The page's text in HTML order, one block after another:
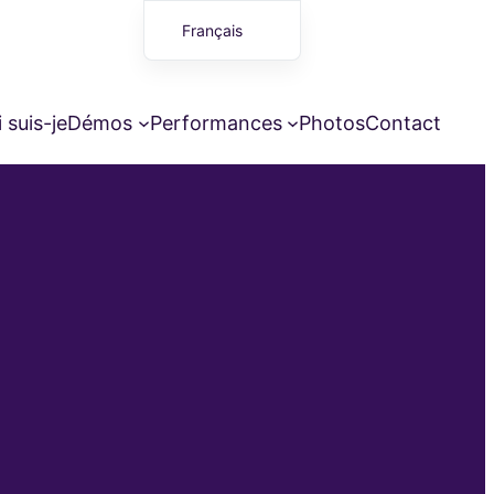
suis-jeDémos Performances PhotosContact
Français